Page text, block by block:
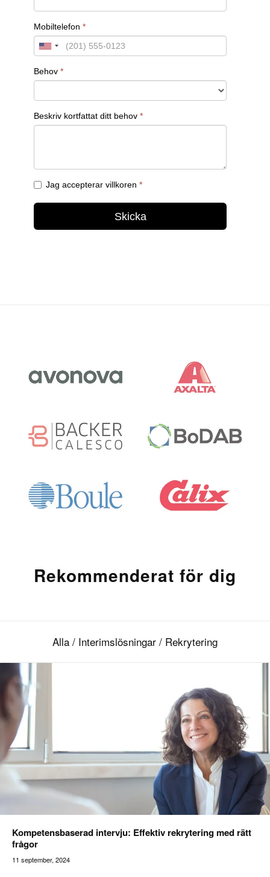
Rekommenderat för dig
Alla / Interimslösningar / Rekrytering
Addilon
Kompetensbaserad intervju: Effektiv rekrytering med rätt
frågor
11 september, 2024